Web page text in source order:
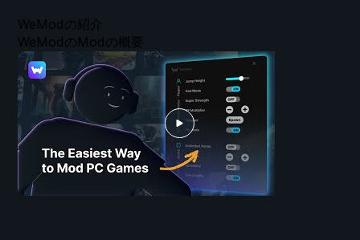
WeModの紹介
WeModのModの概要